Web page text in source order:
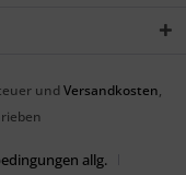
und Versandkosten,
allg.